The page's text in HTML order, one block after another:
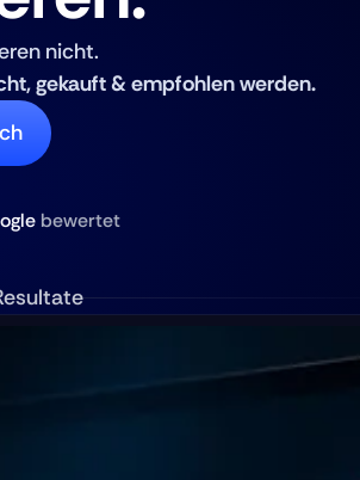
nicht.
gekauft & empfohlen werden.
bewertet